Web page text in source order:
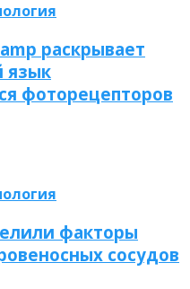
раскрывает
язык
фоторецепторов
факторы
сосудов